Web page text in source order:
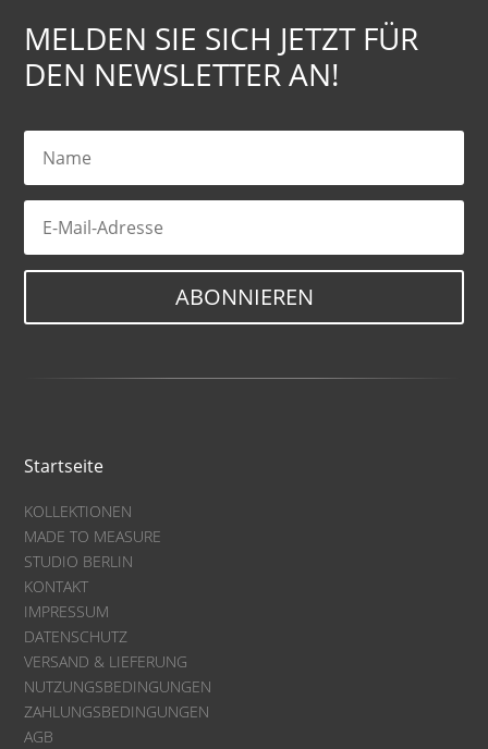
MELDEN SIE SICH JETZT FÜR
DEN NEWSLETTER AN!
ABONNIEREN
Startseite
KOLLEKTIONEN
MADE TO MEASURE
STUDIO BERLIN
KONTAKT
IMPRESSUM
DATENSCHUTZ
VERSAND & LIEFERUNG
NUTZUNGSBEDINGUNGEN
ZAHLUNGSBEDINGUNGEN
AGB